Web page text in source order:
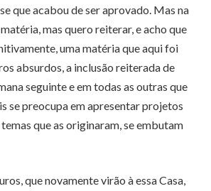
que acabou de ser aprovado. Mas na
mas quero reiterar, e acho que
uma matéria que aqui foi
absurdos, a inclusão reiterada de
seguinte e em todas as outras que
se preocupa em apresentar projetos
que as originaram, se embutam
que novamente virão à essa Casa,